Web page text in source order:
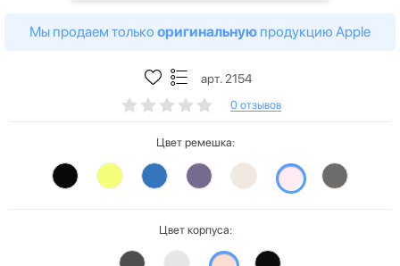
Мы продаем только оригинальную продукцию Apple
арт. 2154
0 отзывов
Цвет ремешка:
Цвет корпуса: